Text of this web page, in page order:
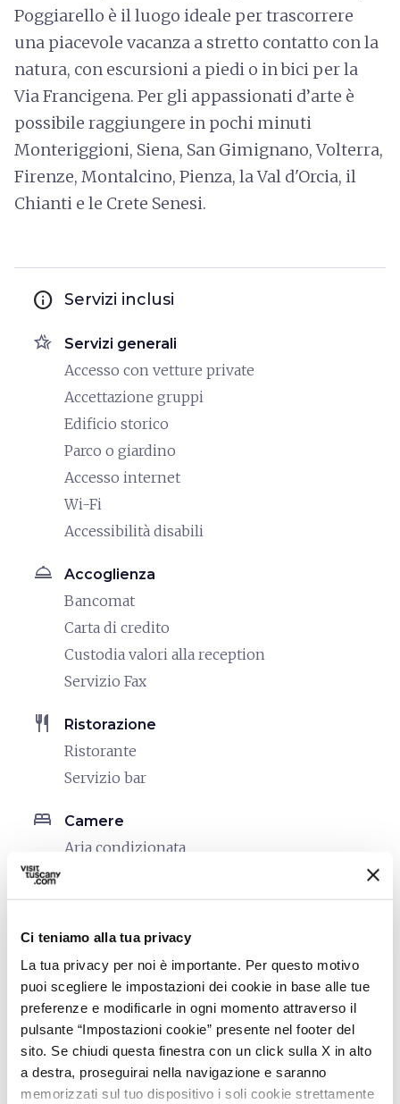
Ci teniamo alla tua privacy
La tua privacy per noi è importante. Per questo motivo
puoi scegliere le impostazioni dei cookie in base alle tue
preferenze e modificarle in ogni momento attraverso il
pulsante “Impostazioni cookie” presente nel footer del
sito. Se chiudi questa finestra con un click sulla X in alto
a destra, proseguirai nella navigazione e saranno
memorizzati sul tuo dispositivo i soli cookie strettamente
Poggiarello è il luogo ideale per trascorrere
una piacevole vacanza a stretto contatto con la
natura, con escursioni a piedi o in bici per la
Via Francigena. Per gli appassionati d’arte è
possibile raggiungere in pochi minuti
Monteriggioni, Siena, San Gimignano, Volterra,
Firenze, Montalcino, Pienza, la Val d'Orcia, il
Chianti e le Crete Senesi.
info Servizi inclusi
hotel_class Servizi generali
Accesso con vetture private
Accettazione gruppi
Edificio storico
Parco o giardino
Accesso internet
Wi-Fi
Accessibilità disabili
room_service Accoglienza
Bancomat
Carta di credito
Custodia valori alla reception
Servizio Fax
restaurant Ristorazione
Ristorante
Servizio bar
bed Camere
Aria condizionata
Frigo Bar
Riscaldamento
local_parking Parcheggio
Autorimessa
Parcheggio
sports_basketball Sport
Fitness/Centro salute